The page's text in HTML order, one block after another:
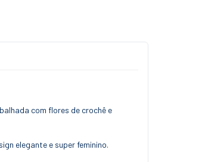
com flores de crochê e
elegante e super feminino.